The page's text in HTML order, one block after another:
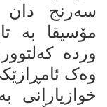
سەرنج دان
مۆسیقا بە
وردە
وەک
خوازیارانی